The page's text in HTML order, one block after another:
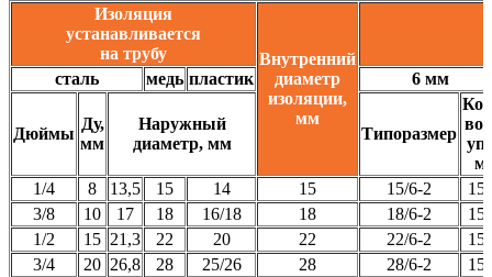
Изоляция
устанавливается
на трубу
Внутренний
диаметр
изоляции,
мм
сталь медь пластик 6 мм
Дюймы
Ду,
мм
Наружный
диаметр, мм
Типоразмер
во
м
1/4
8 13,5 15 14 15 15/6-2
3/8
10 17 18 16/18 18 18/6-2
1/2
15 21,3 22 20 22 22/6-2
3/4
20 26,8 28 25/26 28 28/6-2